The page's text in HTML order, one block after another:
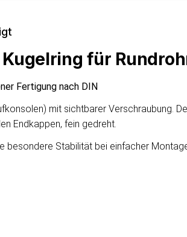
für
Fertigung nach DIN
mit sichtbarer Verschraubung.
Endkappen, fein gedreht.
besondere Stabilität bei einfacher